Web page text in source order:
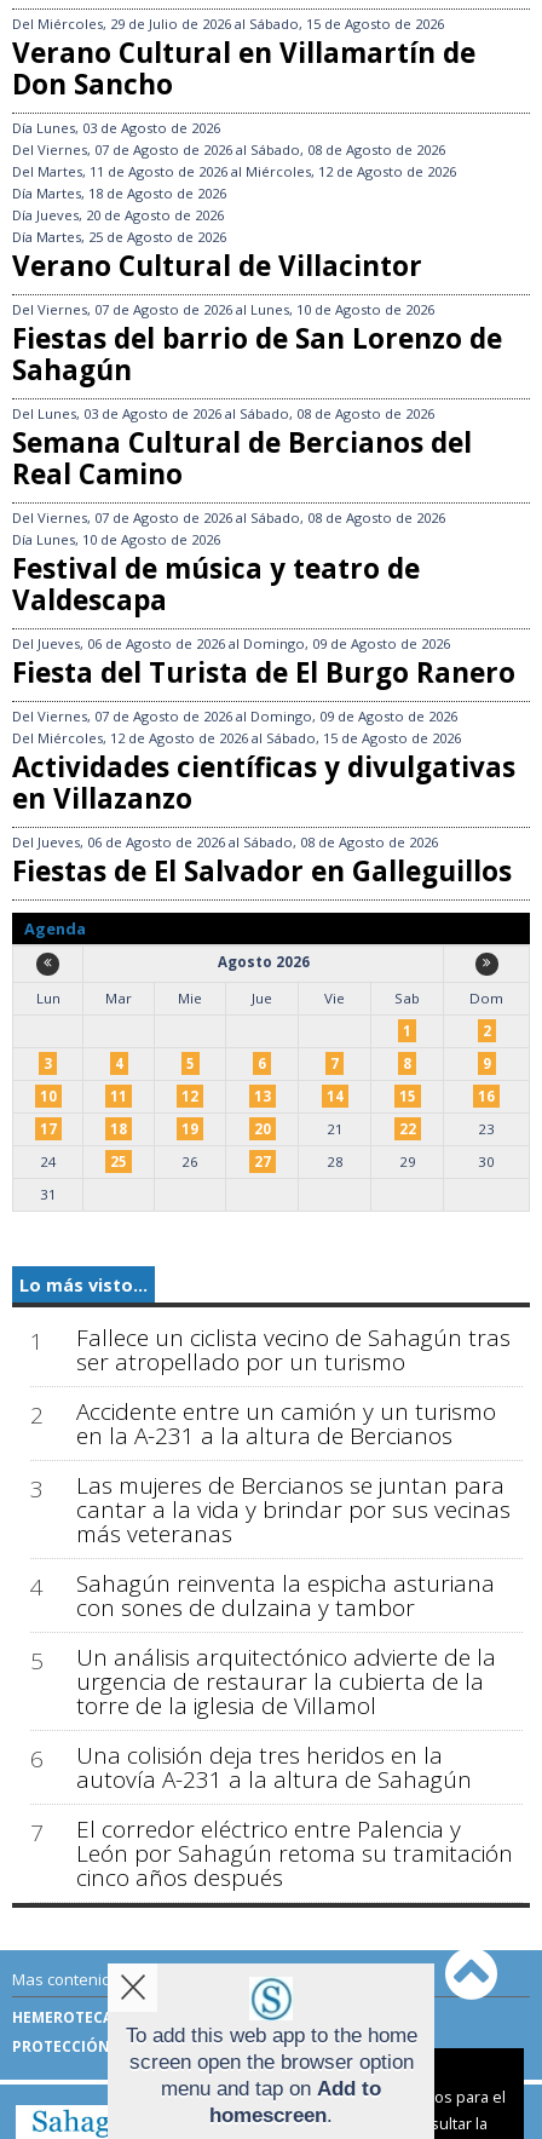
Del Miércoles, 29 de Julio de 2026 al Sábado, 15 de Agosto de 2026
Verano Cultural en Villamartín de
Don Sancho
Día Lunes, 03 de Agosto de 2026
Del Viernes, 07 de Agosto de 2026 al Sábado, 08 de Agosto de 2026
Del Martes, 11 de Agosto de 2026 al Miércoles, 12 de Agosto de 2026
Día Martes, 18 de Agosto de 2026
Día Jueves, 20 de Agosto de 2026
Día Martes, 25 de Agosto de 2026
Verano Cultural de Villacintor
Del Viernes, 07 de Agosto de 2026 al Lunes, 10 de Agosto de 2026
Fiestas del barrio de San Lorenzo de
Sahagún
Del Lunes, 03 de Agosto de 2026 al Sábado, 08 de Agosto de 2026
Semana Cultural de Bercianos del
Real Camino
Del Viernes, 07 de Agosto de 2026 al Sábado, 08 de Agosto de 2026
Día Lunes, 10 de Agosto de 2026
Festival de música y teatro de
Valdescapa
Del Jueves, 06 de Agosto de 2026 al Domingo, 09 de Agosto de 2026
Fiesta del Turista de El Burgo Ranero
Del Viernes, 07 de Agosto de 2026 al Domingo, 09 de Agosto de 2026
Del Miércoles, 12 de Agosto de 2026 al Sábado, 15 de Agosto de 2026
Actividades científicas y divulgativas
en Villazanzo
Del Jueves, 06 de Agosto de 2026 al Sábado, 08 de Agosto de 2026
Fiestas de El Salvador en Galleguillos
Agenda
Agosto 2026
Lun
Mar Mie Jue Vie Sab
Dom
1
2
3
4 5 6 7 8
9
10
11 12 13 14 15
16
17
18 19 20 21 22
23
24
25 26 27 28 29
30
31
Lo más visto...
1 Fallece un ciclista vecino de Sahagún tras
ser atropellado por un turismo
2
Accidente entre un camión y un turismo
en la A-231 a la altura de Bercianos
3
Las mujeres de Bercianos se juntan para
cantar a la vida y brindar por sus vecinas
más veteranas
4
Sahagún reinventa la espicha asturiana
con sones de dulzaina y tambor
5
Un análisis arquitectónico advierte de la
urgencia de restaurar la cubierta de la
torre de la iglesia de Villamol
6
Una colisión deja tres heridos en la
autovía A-231 a la altura de Sahagún
7
El corredor eléctrico entre Palencia y
León por Sahagún retoma su tramitación
cinco años después
Mas contenido de Sahagún Digital:
HEMEROTECA
TÉRMINOS DE USO
PROTECCIÓN DE DATOS
To add this web app to the home
screen open the browser option
menu and tap on Add to
homescreen.
Aviso sobre el Uso de cookies:
Utilizamos cookies nuestras y de terceros para el
funcionamiento del digital. Puedes consultar la